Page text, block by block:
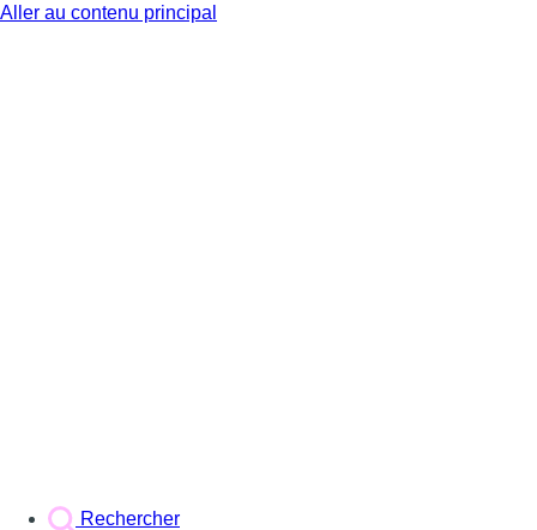
Aller au contenu principal
Rechercher